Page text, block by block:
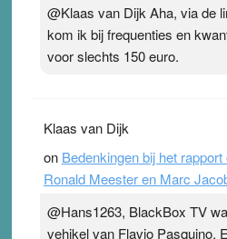
@Klaas van Dijk Aha, via de
kom ik bij frequenties en
voor slechts 150 euro.
Klaas van Dijk
on Bedenkingen bij het
Ronald Meester en Marc
@Hans1263, BlackBox TV
vehikel van Flavio Pasquino.